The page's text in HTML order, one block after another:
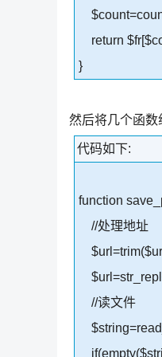
return
}
然后将几个函数
代码如下:
function
//处理地址
//读文件